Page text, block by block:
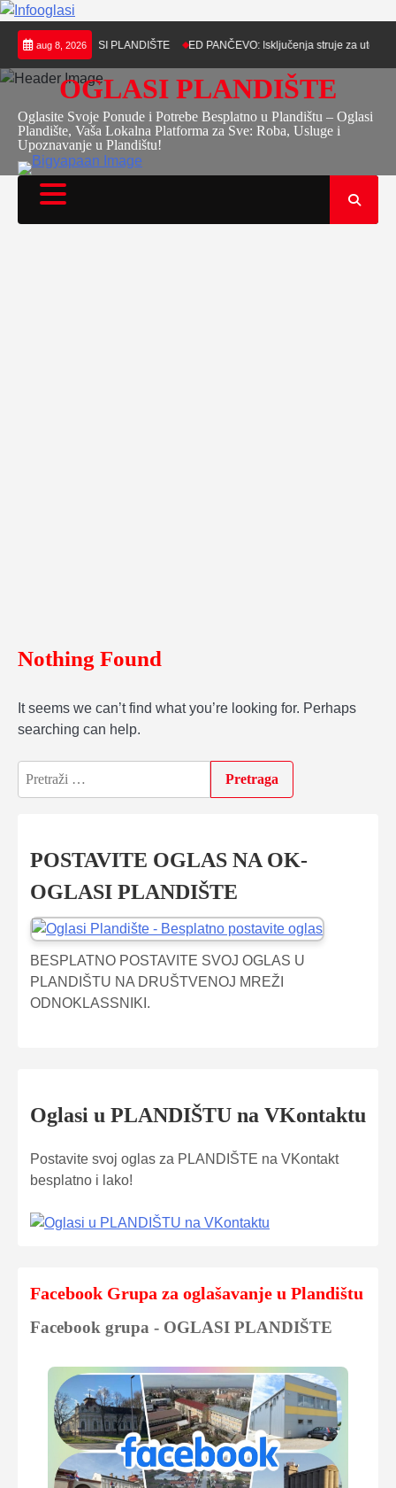
Skip
content
aug 8, 2026
– OGLASI PLANDIŠTE ED PANČEVO: Isključenja struje za utorak, 10.
OGLASI PLANDIŠTE
Oglasite Svoje Ponude i Potrebe Besplatno u Plandištu – Oglasi
Plandište, Vaša Lokalna Platforma za Sve: Roba, Usluge i
Upoznavanje u Plandištu!
Nothing Found
It seems we can’t find what you’re looking for. Perhaps
searching can help.
Pretraga:
POSTAVITE OGLAS NA OK-
OGLASI PLANDIŠTE
BESPLATNO POSTAVITE SVOJ OGLAS U
PLANDIŠTU NA DRUŠTVENOJ MREŽI
ODNOKLASSNIKI.
Oglasi u PLANDIŠTU na VKontaktu
Postavite svoj oglas za PLANDIŠTE na VKontakt
besplatno i lako!
Facebook Grupa za oglašavanje u Plandištu
Facebook grupa - OGLASI PLANDIŠTE